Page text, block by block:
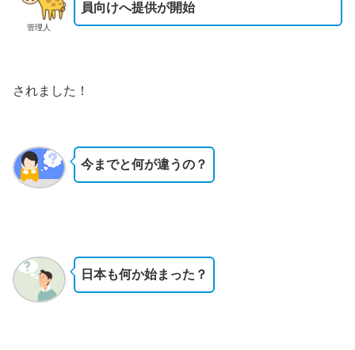
管理人
員向けへ提供が開始
されました！
今までと何が違うの？
日本も何か始まった？